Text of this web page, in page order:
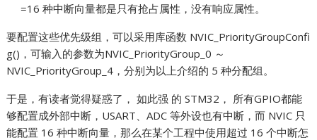
=16 种中断向量都是只有抢占属性，没有响应属性。
要配置这些优先级组，可以采用库函数 NVIC_PriorityGroupConfi
g()，可输入的参数为NVIC_PriorityGroup_0 ～
NVIC_PriorityGroup_4，分别为以上介绍的 5 种分配组。
于是，有读者觉得疑惑了， 如此强 的 STM32， 所有GPIO都能
够配置成外部中断，USART、ADC 等外设也有中断，而 NVIC 只
能配置 16 种中断向量，那么在某个工程中使用超过 16 个中断怎